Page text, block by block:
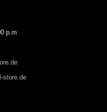
p.m
store.de